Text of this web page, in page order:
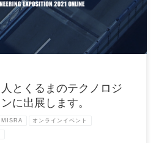
人とくるまのテクノロジ
に出展します。
MISRA オンラインイベント